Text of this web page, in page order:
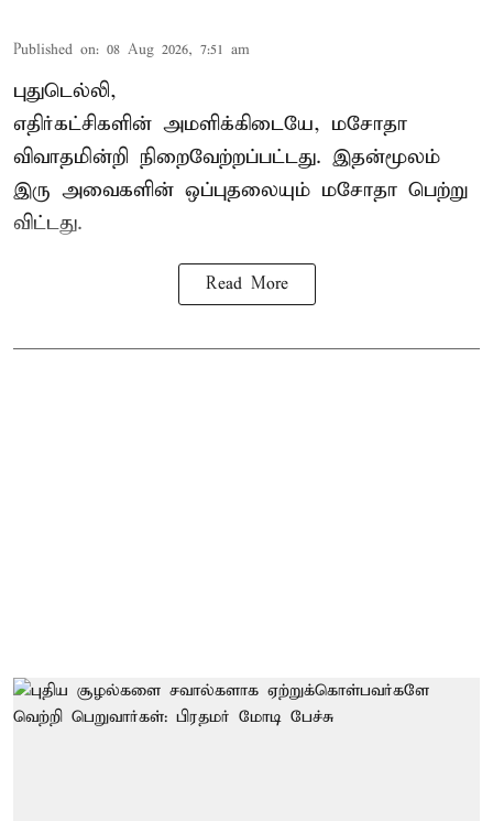
Published on: 08 Aug 2026, 7:51 am
புதுடெல்லி,
எதிர்கட்சிகளின் அமளிக்கிடையே, மசோதா
விவாதமின்றி நிறைவேற்றப்பட்டது. இதன்மூலம்
இரு அவைகளின் ஒப்புதலையும் மசோதா பெற்று
விட்டது.
Read More